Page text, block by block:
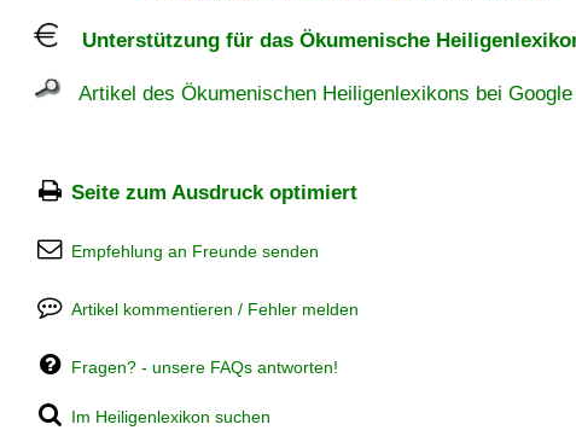
Unterstützung für das Ökumenische
Artikel des Ökumenischen Heiligenlexikons bei
Seite zum Ausdruck optimiert
Empfehlung an Freunde senden
Artikel kommentieren / Fehler melden
Fragen? - unsere FAQs antworten!
Im Heiligenlexikon suchen